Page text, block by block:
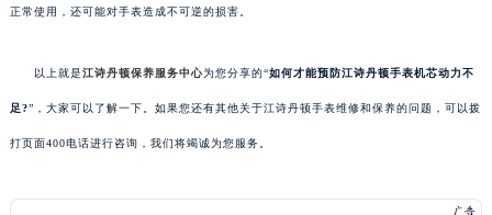
正常使用，还可能对手表造成不可逆的损害。
以上就是江诗丹顿保养服务中心为您分享的“如何才能预防江诗丹顿手表机芯动力不
足?”，大家可以了解一下。如果您还有其他关于江诗丹顿手表维修和保养的问题，可以拨
打页面400电话进行咨询，我们将竭诚为您服务。